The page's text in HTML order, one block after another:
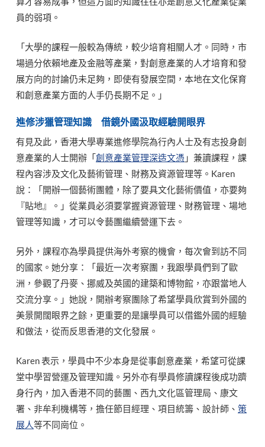
員的弱項。
「大學的課程一般較為傳統，較少培育相關人才。同時，市
場過分依賴地產及金融等產業，對創意產業的人才培育和發
展方向的討論仍未足夠，即使有發展空間，本地在文化保育
和創意產業方面的人手仍長期不足。」
進修涉獵管理知識 借鏡外國汲取經驗開眼界
有見及此，香港大學專業進修學院為行內人士及有志投身創
意產業的人士開辦「 創意產業管理深造文憑 」兼讀課程，課
程內容涉及文化及藝術管理、財務及資源管理等。Karen
說：「開辦一個藝術團體，除了要具文化藝術價值，亦要夠
『貼地』。」從業員必須要掌握資源管理、財務管理、場地
管理等知識，才可以令藝團繼續營運下去。
另外，課程亦為學員提供海外考察的機會，每次會到訪不同
的國家。她分享：「最近一次考察團，我跟學員們到了歐
洲，參觀了丹麥、挪威及英國的建築和博物館，亦跟當地人
交流分享。」她說，開辦考察團除了希望學員欣賞到外國的
美景開闊眼界之餘，更重要的是讓學員可以借鑑外國的經驗
和做法，從而反思香港的文化發展。
Karen 表示，學員中不少本身是從事創意產業，希望可從課
堂中學習營運及管理知識。另外亦有學員修讀課程後成功躋
身行內，加入香港不同的藝團、西九文化區管理局、康文
署、非牟利機構等，擔任節目經理、項目統籌、設計師、 策
展人等不同崗位。